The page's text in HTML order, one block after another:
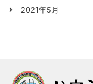
2021年5月